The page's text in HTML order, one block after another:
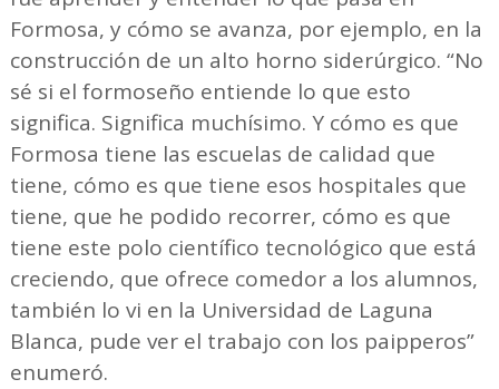
Formosa, y cómo se avanza, por ejemplo, en la
construcción de un alto horno siderúrgico. “No
sé si el formoseño entiende lo que esto
significa. Significa muchísimo. Y cómo es que
Formosa tiene las escuelas de calidad que
tiene, cómo es que tiene esos hospitales que
tiene, que he podido recorrer, cómo es que
tiene este polo científico tecnológico que está
creciendo, que ofrece comedor a los alumnos,
también lo vi en la Universidad de Laguna
Blanca, pude ver el trabajo con los paipperos”
enumeró.